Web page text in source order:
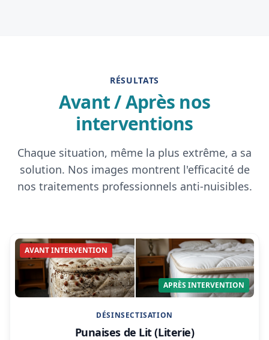
RÉSULTATS
Avant / Après nos
interventions
Chaque situation, même la plus extrême, a sa
solution. Nos images montrent l'efficacité de
nos traitements professionnels anti-nuisibles.
AVANT INTERVENTION
APRÈS INTERVENTION
DÉSINSECTISATION
Punaises de Lit (Literie)